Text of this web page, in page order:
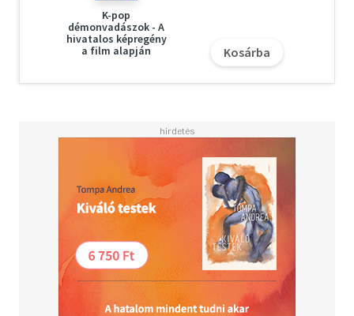
K-pop
démonvadászok - A
hivatalos képregény
a film alapján
Kosárba